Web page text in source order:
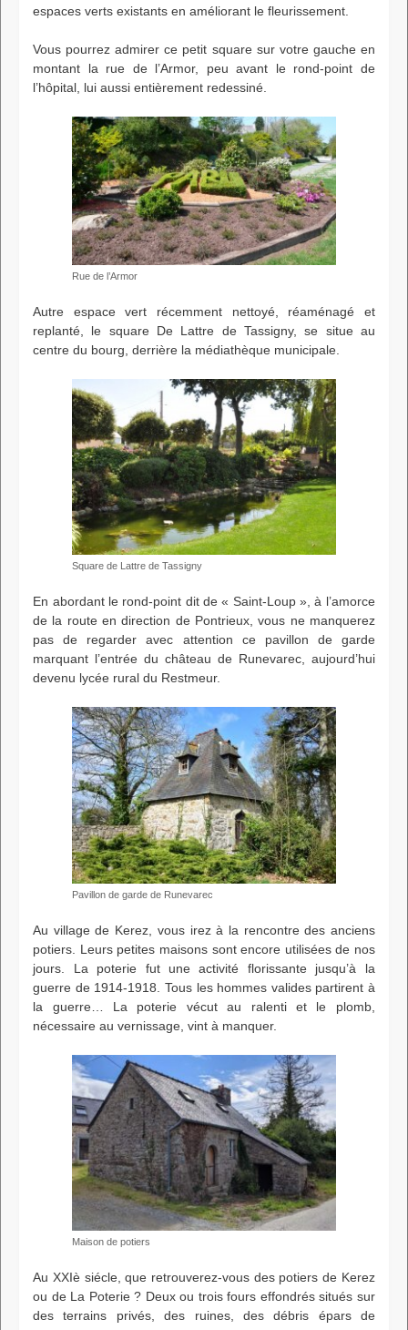
espaces verts existants en améliorant le fleurissement.
Vous pourrez admirer ce petit square sur votre gauche en
montant la rue de l’Armor, peu avant le rond-point de
l’hôpital, lui aussi entièrement redessiné.
Rue de l’Armor
Autre espace vert récemment nettoyé, réaménagé et
replanté, le square De Lattre de Tassigny, se situe au
centre du bourg, derrière la médiathèque municipale.
Square de Lattre de Tassigny
En abordant le rond-point dit de « Saint-Loup », à l’amorce
de la route en direction de Pontrieux, vous ne manquerez
pas de regarder avec attention ce pavillon de garde
marquant l’entrée du château de Runevarec, aujourd’hui
devenu lycée rural du Restmeur.
Pavillon de garde de Runevarec
Au village de Kerez, vous irez à la rencontre des anciens
potiers. Leurs petites maisons sont encore utilisées de nos
jours. La poterie fut une activité florissante jusqu’à la
guerre de 1914-1918. Tous les hommes valides partirent à
la guerre… La poterie vécut au ralenti et le plomb,
nécessaire au vernissage, vint à manquer.
Maison de potiers
Au XXIè siécle, que retrouverez-vous des potiers de Kerez
ou de La Poterie ? Deux ou trois fours effondrés situés sur
des terrains privés, des ruines, des débris épars de